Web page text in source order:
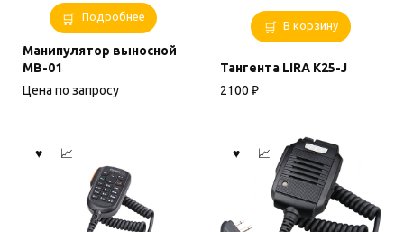
Подробнее
Манипулятор выносной
МВ-01
Цена по запросу
В корзину
Тангента LIRA К25-J
2100 ₽